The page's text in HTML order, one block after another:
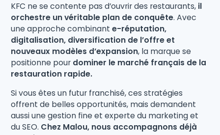
KFC ne se contente pas d’ouvrir des restaurants, il
orchestre un véritable plan de conquête. Avec
une approche combinante-réputation,
digitalisation, diversification de l’offre et
nouveaux modèles d’expansion, la marque se
positionne pour dominer le marché français de la
restauration rapide.
Si vous êtes un futur franchisé, ces stratégies
offrent de belles opportunités, mais demandent
aussi une gestion fine et experte du marketing et
du SEO. Chez Malou, nous accompagnons déjà